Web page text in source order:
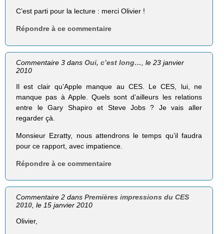
C’est parti pour la lecture : merci Olivier !
Répondre à ce commentaire
Commentaire 3 dansOui, c’est long…
, le 23 janvier
2010
Il est clair qu’Apple manque au CES. Le CES, lui, ne
manque pas à Apple. Quels sont d’ailleurs les relations
entre le Gary Shapiro et Steve Jobs ? Je vais aller
regarder çà.
Monsieur Ezratty, nous attendrons le temps qu’il faudra
pour ce rapport, avec impatience.
Répondre à ce commentaire
Commentaire 2 dansPremières impressions du CES
2010 , le 15 janvier 2010
Olivier,